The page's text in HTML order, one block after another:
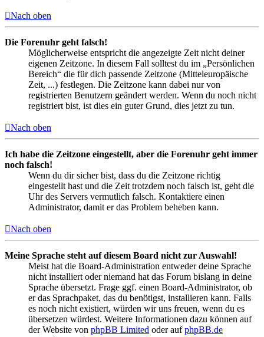
Nach oben
Die Forenuhr geht falsch!
Möglicherweise entspricht die angezeigte Zeit nicht deiner
eigenen Zeitzone. In diesem Fall solltest du im „Persönlichen
Bereich“ die für dich passende Zeitzone (Mitteleuropäische
Zeit, ...) festlegen. Die Zeitzone kann dabei nur von
registrierten Benutzern geändert werden. Wenn du noch nicht
registriert bist, ist dies ein guter Grund, dies jetzt zu tun.
Nach oben
Ich habe die Zeitzone eingestellt, aber die Forenuhr geht immer
noch falsch!
Wenn du dir sicher bist, dass du die Zeitzone richtig
eingestellt hast und die Zeit trotzdem noch falsch ist, geht die
Uhr des Servers vermutlich falsch. Kontaktiere einen
Administrator, damit er das Problem beheben kann.
Nach oben
Meine Sprache steht auf diesem Board nicht zur Auswahl!
Meist hat die Board-Administration entweder deine Sprache
nicht installiert oder niemand hat das Forum bislang in deine
Sprache übersetzt. Frage ggf. einen Board-Administrator, ob
er das Sprachpaket, das du benötigst, installieren kann. Falls
es noch nicht existiert, würden wir uns freuen, wenn du es
übersetzen würdest. Weitere Informationen dazu können auf
der Website von phpBB Limited oder aufphpBB.de